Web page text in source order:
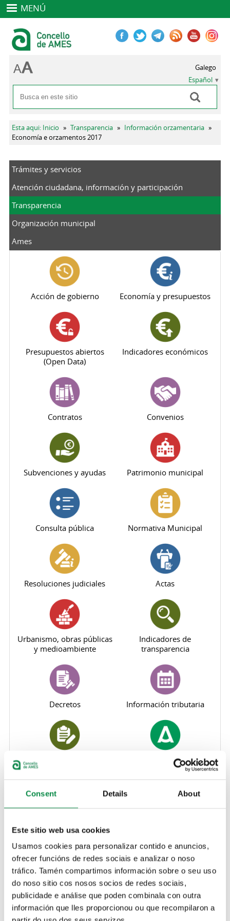
Consent Details About
Este sitio web usa cookies
Usamos cookies para personalizar contido e anuncios,
ofrecer funcións de redes sociais e analizar o noso
tráfico. Tamén compartimos información sobre o seu uso
do noso sitio cos nosos socios de redes sociais,
publicidade e análise que poden combinala con outra
información que lles proporcionou ou que recompilaron a
MENÚ
Formulario de búsqueda
Buscar
Galego
Español
Se encuentra usted aquí
Esta aqui: Inicio » Transparencia » Información orzamentaria »
Economía e orzamentos 2017
Trámites y servicios
Atención ciudadana, información y participación
Transparencia
Organización municipal
Ames
Acción de gobierno Economía y presupuestos
Presupuestos abiertos
(Open Data)
Indicadores económicos
Contratos Convenios
Subvenciones y ayudas Patrimonio municipal
Consulta pública Normativa Municipal
Resoluciones judiciales Actas
Urbanismo, obras públicas
y medioambiente
Indicadores de
transparencia
Decretos Información tributaria
Registro de intereses Aguas de Ames
Economía y presupuestos
Economía y
presupuestos
2026
Economía y
presupuestos
2024
Economía y
presupuestos
Economía y
presupuestos